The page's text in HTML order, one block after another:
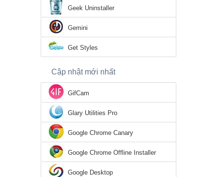
Geek Uninstaller
Gemini
Get Styles
Cập nhật mới nhất
GifCam
Glary Utilities Pro
Google Chrome Canary
Google Chrome Offline Installer
Google Desktop